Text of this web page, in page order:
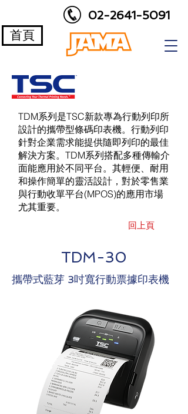
首頁
02-2641-5091
TDM系列是TSC新款專為行動列印所
設計的攜帶型條碼印表機。行動列印
針對企業需求能提供隨即列印的最佳
解決方案。TDM系列搭配多種傳輸介
面能應用於不同平台。其輕便、耐用
和操作簡單的靈活設計，對於零售業
與行動收單平台(MPOS)的應用市場
尤其重要。
回上頁
TDM-30
攜帶式藍芽 3吋寬行動票據印表機